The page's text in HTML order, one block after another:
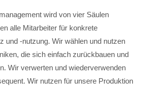
wird von vier Säulen
alle Mitarbeiter für konkrete
und -nutzung. Wir wählen und nutzen
die sich einfach zurückbauen und
Wir verwerten und wiederverwenden
Wir nutzen für unsere Produktion